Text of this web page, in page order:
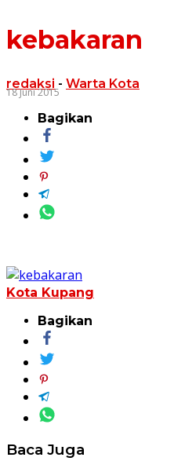
kebakaran
redaksi - Warta Kota
18 Juni 2015
Bagikan
Kota Kupang
Bagikan
Baca Juga